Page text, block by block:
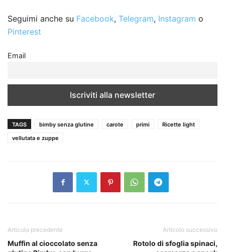
Seguimi anche su Facebook, Telegram, Instagram o
Pinterest
Email
TAGS bimby senza glutine carote primi
Ricette light
vellutata e zuppe
Articolo precedente
Muffin al cioccolato senza
Articolo successivo
Rotolo di sfoglia spinaci,